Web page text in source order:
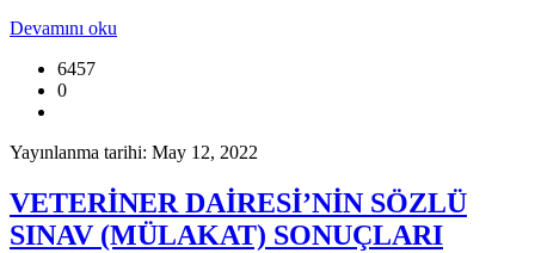
Devamını oku
6457
0
Yayınlanma tarihi: May 12, 2022
VETERİNER DAİRESİ’NİN SÖZLÜ
SINAV (MÜLAKAT) SONUÇLARI